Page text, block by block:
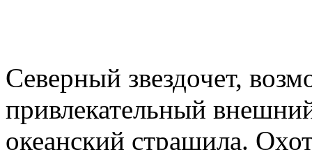
Северный звездочет,
привлекательный
океанский страшила.